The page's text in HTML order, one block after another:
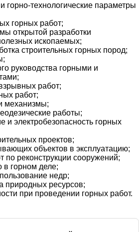
горно-технологические параметры
горных работ;
открытой разработки
ископаемых;
строительных горных пород;
руководства горными и
работ;
работ;
механизмы;
работы;
и электробезопасность горных
проектов;
объектов в эксплуатацию;
по реконструкции сооружений;
в горном деле;
недр;
природных ресурсов;
при проведении горных работ.